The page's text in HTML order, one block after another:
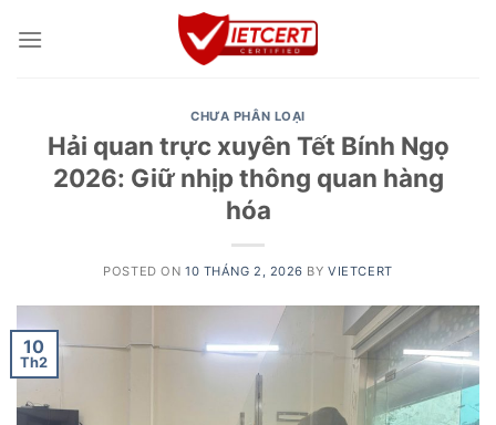
CHƯA PHÂN LOẠI
Hải quan trực xuyên Tết Bính Ngọ
2026: Giữ nhịp thông quan hàng
hóa
POSTED ON 10 THÁNG 2, 2026 BYVIETCERT
10
Th2